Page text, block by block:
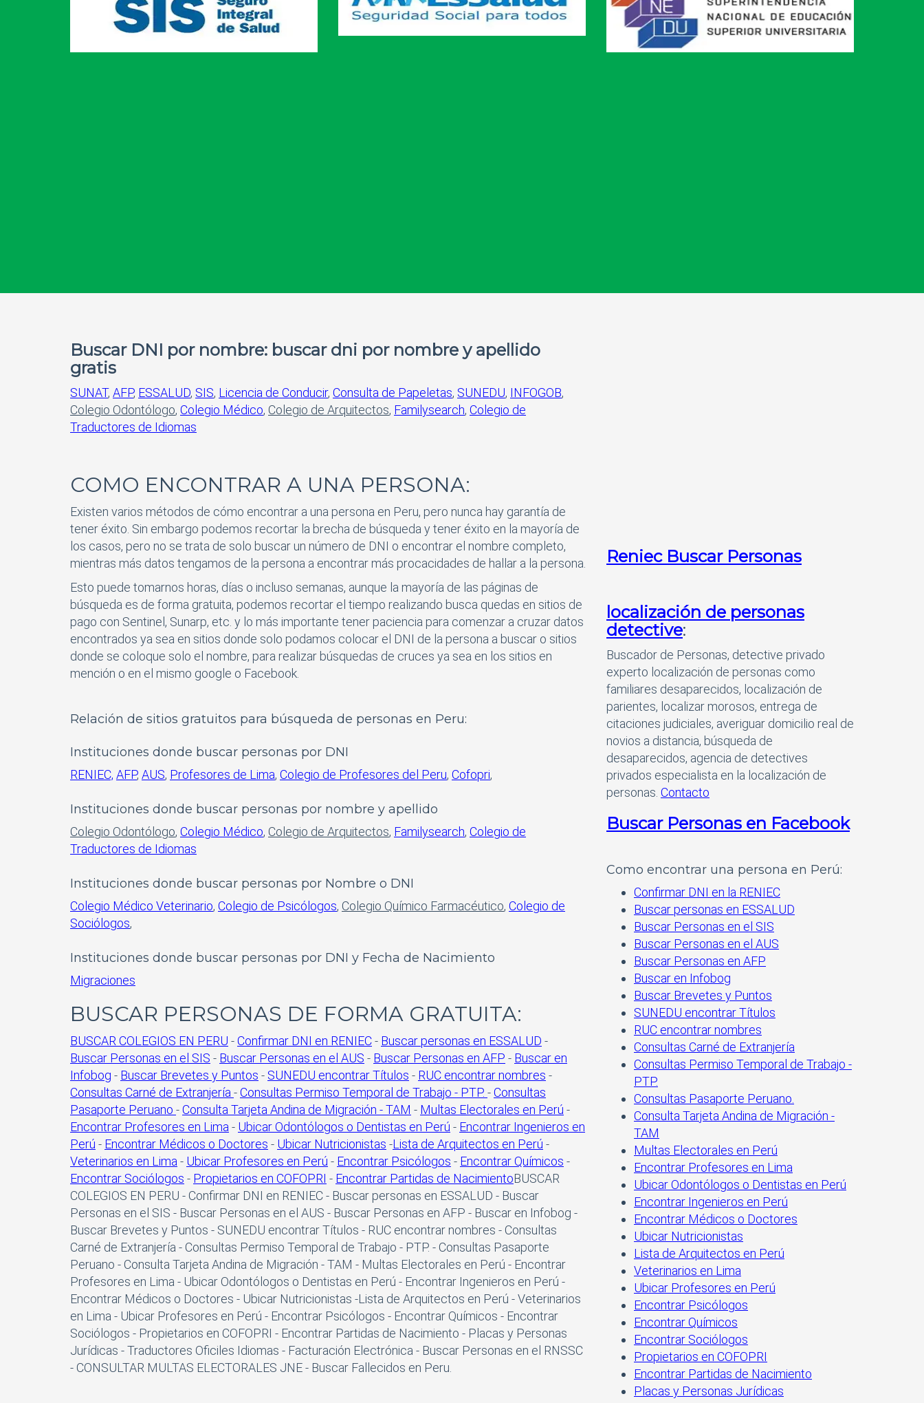
Buscar DNI por nombre: buscar dni por nombre y apellido
gratis
SUNAT, AFP, ESSALUD, SIS, Licencia de Conducir, Consulta de Papeletas, SUNEDU, INFOGOB,
Colegio Odontólogo, Colegio Médico, Colegio de Arquitectos, Familysearch, Colegio de
Traductores de Idiomas
COMO ENCONTRAR A UNA PERSONA:
Existen varios métodos de cómo encontrar a una persona en Peru, pero nunca hay garantía de
tener éxito. Sin embargo podemos recortar la brecha de búsqueda y tener éxito en la mayoría de
los casos, pero no se trata de solo buscar un número de DNI o encontrar el nombre completo,
mientras más datos tengamos de la persona a encontrar más procacidades de hallar a la persona.
Esto puede tomarnos horas, días o incluso semanas, aunque la mayoría de las páginas de
búsqueda es de forma gratuita, podemos recortar el tiempo realizando busca quedas en sitios de
pago con Sentinel, Sunarp, etc. y lo más importante tener paciencia para comenzar a cruzar datos
encontrados ya sea en sitios donde solo podamos colocar el DNI de la persona a buscar o sitios
donde se coloque solo el nombre, para realizar búsquedas de cruces ya sea en los sitios en
mención o en el mismo google o Facebook.
Relación de sitios gratuitos para búsqueda de personas en Peru:
Instituciones donde buscar personas por DNI
RENIEC, AFP, AUS, Profesores de Lima, Colegio de Profesores del Peru, Cofopri,
Instituciones donde buscar personas por nombre y apellido
Colegio Odontólogo, Colegio Médico, Colegio de Arquitectos, Familysearch, Colegio de
Traductores de Idiomas
Instituciones donde buscar personas por Nombre o DNI
Colegio Médico Veterinario, Colegio de Psicólogos, Colegio Químico Farmacéutico, Colegio de
Sociólogos,
Instituciones donde buscar personas por DNI y Fecha de Nacimiento
Migraciones
BUSCAR PERSONAS DE FORMA GRATUITA:
BUSCAR COLEGIOS EN PERU -Confirmar DNI en RENIEC- Buscar personas en ESSALUD -
Buscar Personas en el SIS - Buscar Personas en el AUS - Buscar Personas en AFP - Buscar en
Infobog - Buscar Brevetes y Puntos - SUNEDU encontrar Títulos - RUC encontrar nombres -
Consultas Carné de Extranjería -Consultas Permiso Temporal de Trabajo - PTP. -Consultas
Pasaporte Peruano -Consulta Tarjeta Andina de Migración - TAM - Multas Electorales en Perú -
Encontrar Profesores en Lima - Ubicar Odontólogos o Dentistas en Perú - Encontrar Ingenieros en
Perú - Encontrar Médicos o Doctores - Ubicar Nutricionistas -Lista de Arquitectos en Perú -
Veterinarios en Lima - Ubicar Profesores en Perú - Encontrar Psicólogos - Encontrar Químicos -
Encontrar Sociólogos - Propietarios en COFOPRI - Encontrar Partidas de NacimientoBUSCAR
COLEGIOS EN PERU - Confirmar DNI en RENIEC - Buscar personas en ESSALUD - Buscar
Personas en el SIS - Buscar Personas en el AUS - Buscar Personas en AFP - Buscar en Infobog -
Buscar Brevetes y Puntos - SUNEDU encontrar Títulos - RUC encontrar nombres - Consultas
Carné de Extranjería - Consultas Permiso Temporal de Trabajo - PTP. - Consultas Pasaporte
Peruano - Consulta Tarjeta Andina de Migración - TAM - Multas Electorales en Perú - Encontrar
Profesores en Lima - Ubicar Odontólogos o Dentistas en Perú - Encontrar Ingenieros en Perú -
Encontrar Médicos o Doctores - Ubicar Nutricionistas -Lista de Arquitectos en Perú - Veterinarios
en Lima - Ubicar Profesores en Perú - Encontrar Psicólogos - Encontrar Químicos - Encontrar
Sociólogos - Propietarios en COFOPRI - Encontrar Partidas de Nacimiento - Placas y Personas
Jurídicas - Traductores Oficiles Idiomas - Facturación Electrónica - Buscar Personas en el RNSSC
- CONSULTAR MULTAS ELECTORALES JNE - Buscar Fallecidos en Peru.
Reniec Buscar Personas
localización de personas
detective:
Buscador de Personas, detective privado
experto localización de personas como
familiares desaparecidos, localización de
parientes, localizar morosos, entrega de
citaciones judiciales, averiguar domicilio real de
novios a distancia, búsqueda de
desaparecidos, agencia de detectives
privados especialista en la localización de
personas. Contacto
Buscar Personas en Facebook
Como encontrar una persona en Perú:
Confirmar DNI en la RENIEC
Buscar personas en ESSALUD
Buscar Personas en el SIS
Buscar Personas en el AUS
Buscar Personas en AFP
Buscar en Infobog
Buscar Brevetes y Puntos
SUNEDU encontrar Títulos
RUC encontrar nombres
Consultas Carné de Extranjería
Consultas Permiso Temporal de Trabajo -
PTP.
Consultas Pasaporte Peruano.
Consulta Tarjeta Andina de Migración -
TAM
Multas Electorales en Perú
Encontrar Profesores en Lima
Ubicar Odontólogos o Dentistas en Perú
Encontrar Ingenieros en Perú
Encontrar Médicos o Doctores
Ubicar Nutricionistas
Lista de Arquitectos en Perú
Veterinarios en Lima
Ubicar Profesores en Perú
Encontrar Psicólogos
Encontrar Químicos
Encontrar Sociólogos
Propietarios en COFOPRI
Encontrar Partidas de Nacimiento
Placas y Personas Jurídicas